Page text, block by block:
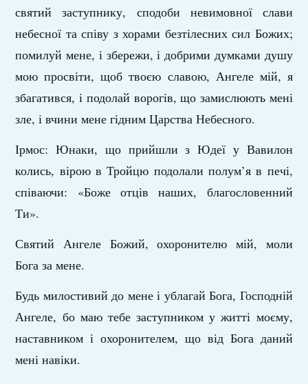
святий заступнику, сподоби невимовної слави
небесної та співу з хорами безтілесних сил Божих;
помилуй мене, і збережи, і добрими думками душу
мою просвіти, щоб твоєю славою, Ангеле мій, я
збагатився, і подолай ворогів, що замислюють мені
зле, і вчини мене гідним Царства Небесного.
Ірмос: Юнаки, що прийшли з Юдеї у Вавилон
колись, вірою в Тройцю подолали полум’я в печі,
співаючи: «Боже отців наших, благословенний
Ти».
Святий Ангеле Божий, охоронителю мій, моли
Бога за мене.
Будь милостивий до мене і ублагай Бога, Господній
Ангеле, бо маю тебе заступником у житті моєму,
наставником і охоронителем, що від Бога даний
мені навіки.